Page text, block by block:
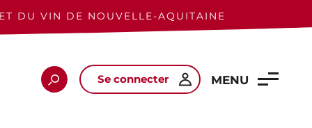
DU VIN DE NOUVELLE-AQUITAINE
Se connecter MENU